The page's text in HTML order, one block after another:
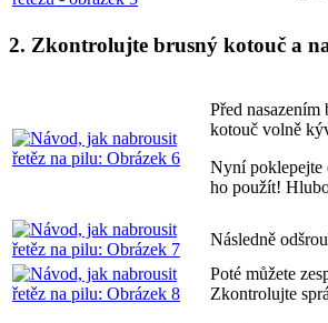
2. Zkontrolujte brusný kotouč a
Před
kotouč volně
Nyní poklepejte
ho použít!
Následně
Poté můžete
Zkontrolujte